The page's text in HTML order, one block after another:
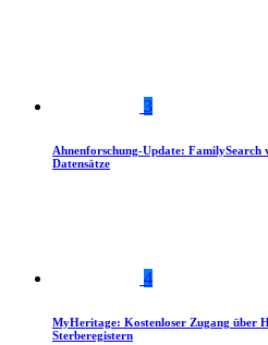
3
Ahnenforschung-Update:
Datensätze
4
MyHeritage: Kostenloser Zugang über
Sterberegistern